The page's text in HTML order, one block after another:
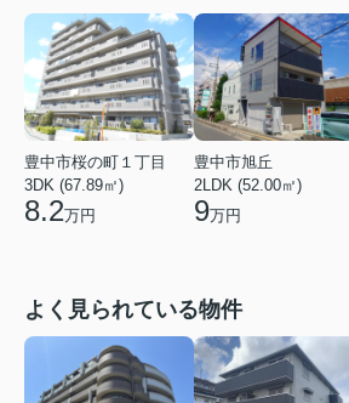
豊中市桜の町１丁目
3DK (67.89㎡)
8.2万円
豊中市旭丘
2LDK (52.00㎡)
9万円
よく見られている物件